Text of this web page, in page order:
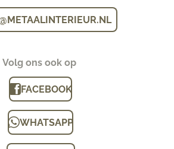
METAALINTERIEUR.NL
Volg ons ook op
FACEBOOK
WHATSAPP